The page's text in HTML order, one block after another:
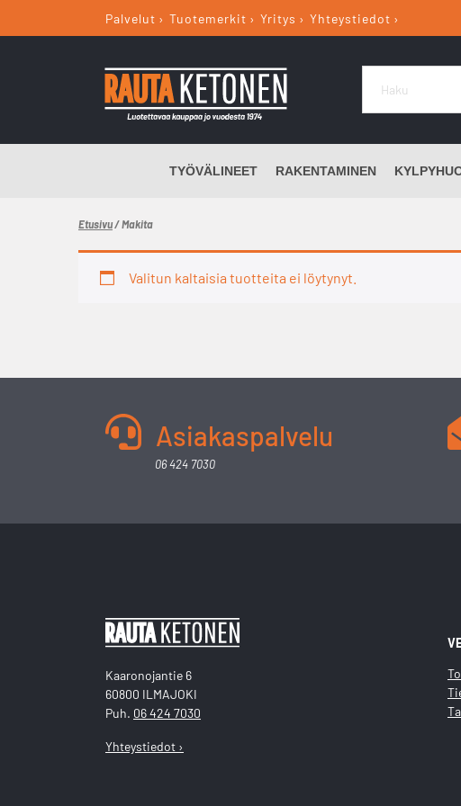
Palvelut Tuotemerkit Yritys Yhteystiedot
TYÖVÄLINEET RAKENTAMINEN
Etusivu/ Makita
Valitun kaltaisia tuotteita ei löytynyt.
Asiakaspalvelu
06 424 7030
Kaaronojantie 6
60800 ILMAJOKI
Puh. 06 424 7030
Yhteystiedot ›